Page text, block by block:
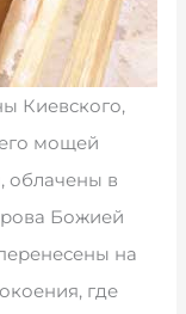
Киевского,
мощей
в
Божией
на
где